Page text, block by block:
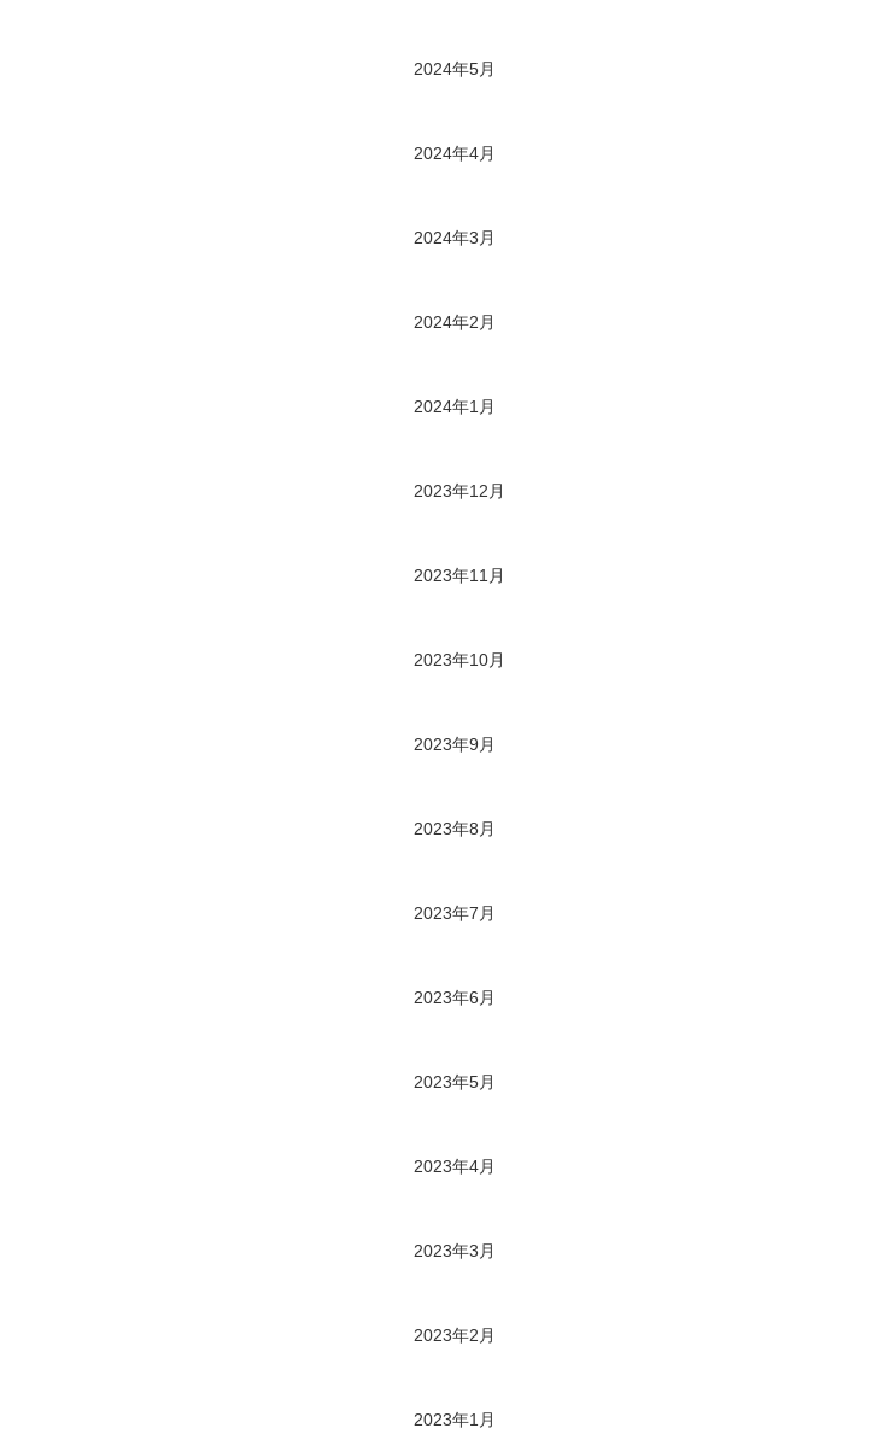
2024年5月
2024年4月
2024年3月
2024年2月
2024年1月
2023年12月
2023年11月
2023年10月
2023年9月
2023年8月
2023年7月
2023年6月
2023年5月
2023年4月
2023年3月
2023年2月
2023年1月